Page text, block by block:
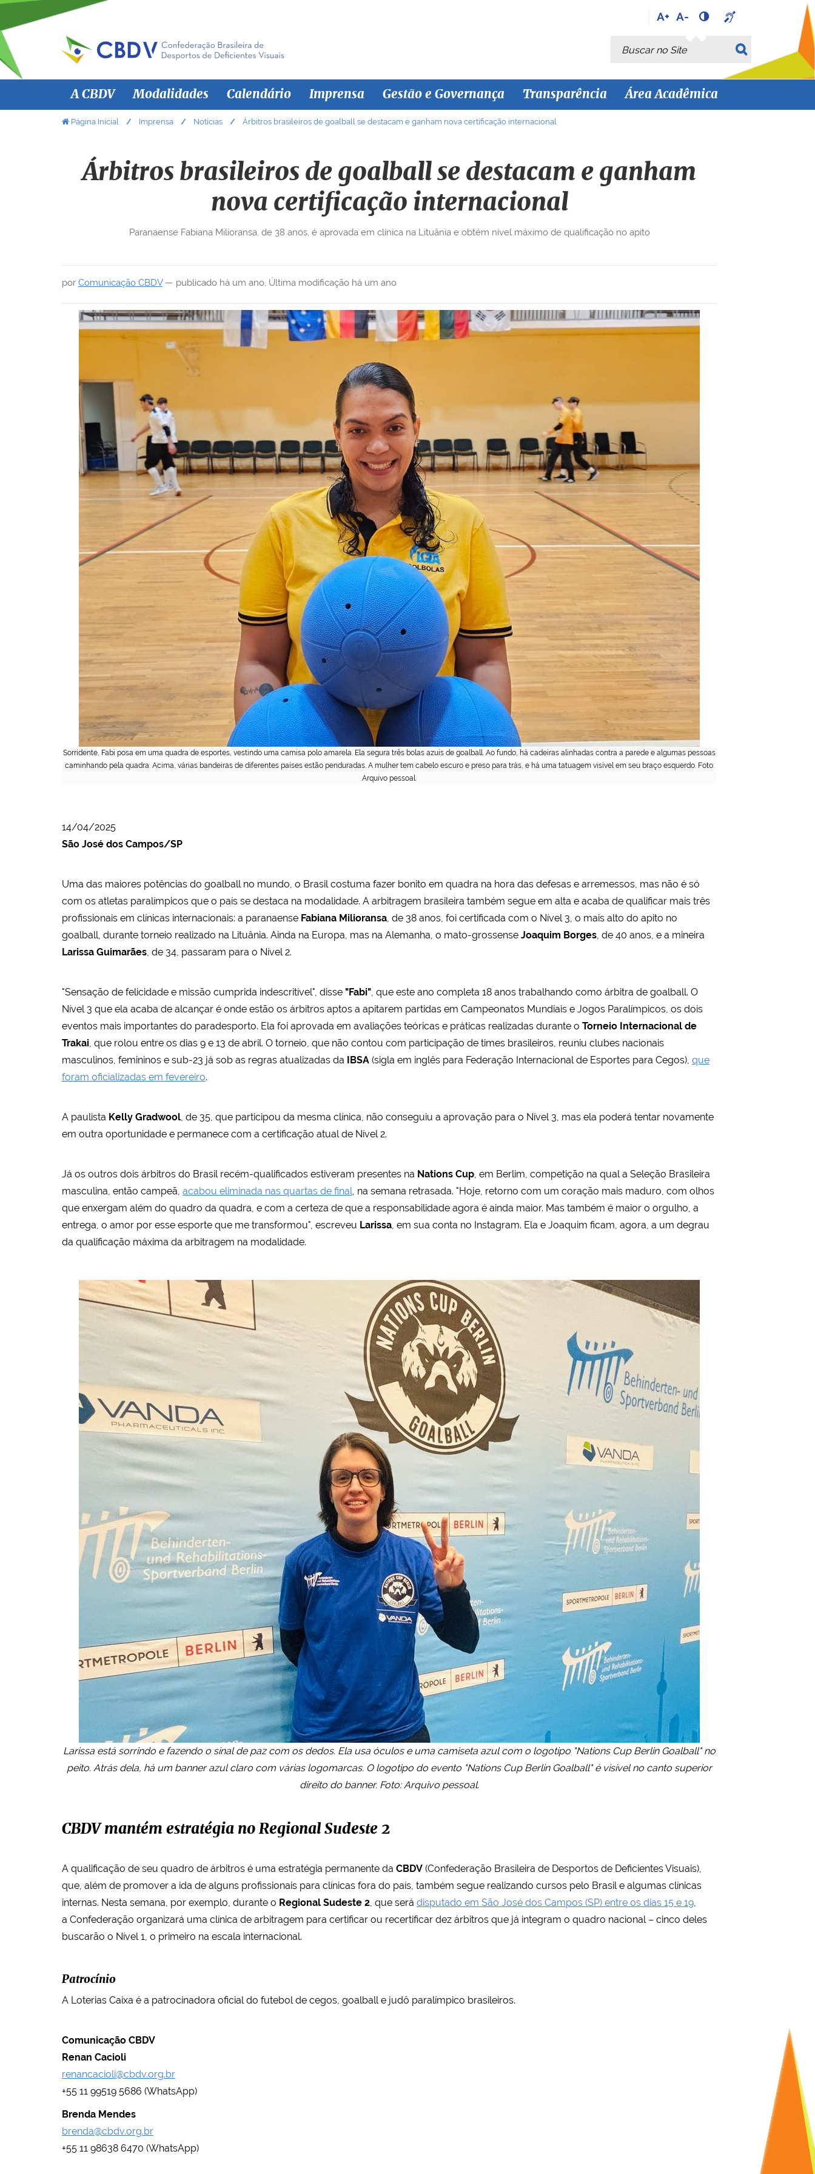
A+ A-
Busca
Busca Avançada…
A CBDV Modalidades Calendário Imprensa Gestão e Governança Transparência Área Acadêmica
V Página Inicial Imprensa Notícias Árbitros brasileiros de goalball se destacam e ganham nova certificação internacional
Sorridente, Fabi posa em uma quadra de esportes, vestindo uma camisa polo amarela. Ela segura três bolas azuis de goalball. Ao fundo, há cadeiras alinhadas contra a parede e algumas pessoas
caminhando pela quadra. Acima, várias bandeiras de diferentes países estão penduradas. A mulher tem cabelo escuro e preso para trás, e há uma tatuagem visível em seu braço esquerdo. Foto:
Arquivo pessoal.
Árbitros brasileiros de goalball se destacam e ganham
nova certificação internacional
por Comunicação CBDV— publicado há um ano, Última modificação há um ano
Paranaense Fabiana Milioransa, de 38 anos, é aprovada em clínica na Lituânia e obtém nível máximo de qualificação no apito
14/04/2025
São José dos Campos/SP
Uma das maiores potências do goalball no mundo, o Brasil costuma fazer bonito em quadra na hora das defesas e arremessos, mas não é só
com os atletas paralímpicos que o país se destaca na modalidade. A arbitragem brasileira também segue em alta e acaba de qualificar mais três
profissionais em clínicas internacionais: a paranaense Fabiana Milioransa, de 38 anos, foi certificada com o Nível 3, o mais alto do apito no
goalball, durante torneio realizado na Lituânia. Ainda na Europa, mas na Alemanha, o mato-grossense Joaquim Borges, de 40 anos, e a mineira
Larissa Guimarães, de 34, passaram para o Nível 2.
"Sensação de felicidade e missão cumprida indescritível", disse "Fabi", que este ano completa 18 anos trabalhando como árbitra de goalball. O
Nível 3 que ela acaba de alcançar é onde estão os árbitros aptos a apitarem partidas em Campeonatos Mundiais e Jogos Paralímpicos, os dois
eventos mais importantes do paradesporto. Ela foi aprovada em avaliações teóricas e práticas realizadas durante o Torneio Internacional de
Trakai, que rolou entre os dias 9 e 13 de abril. O torneio, que não contou com participação de times brasileiros, reuniu clubes nacionais
masculinos, femininos e sub-23 já sob as regras atualizadas da IBSA (sigla em inglês para Federação Internacional de Esportes para Cegos), que
foram oficializadas em fevereiro.
A paulista Kelly Gradwool, de 35, que participou da mesma clínica, não conseguiu a aprovação para o Nível 3, mas ela poderá tentar novamente
em outra oportunidade e permanece com a certificação atual de Nível 2.
Já os outros dois árbitros do Brasil recém-qualificados estiveram presentes na Nations Cup, em Berlim, competição na qual a Seleção Brasileira
masculina, então campeã, acabou eliminada nas quartas de final, na semana retrasada. "Hoje, retorno com um coração mais maduro, com olhos
que enxergam além do quadro da quadra, e com a certeza de que a responsabilidade agora é ainda maior. Mas também é maior o orgulho, a
entrega, o amor por esse esporte que me transformou", escreveu Larissa, em sua conta no Instagram. Ela e Joaquim ficam, agora, a um degrau
da qualificação máxima da arbitragem na modalidade.
Larissa está sorrindo e fazendo o sinal de paz com os dedos. Ela usa óculos e uma camiseta azul com o logotipo "Nations Cup Berlin Goalball" no
peito. Atrás dela, há um banner azul claro com várias logomarcas. O logotipo do evento "Nations Cup Berlin Goalball" é visível no canto superior
direito do banner. Foto: Arquivo pessoal.
CBDV mantém estratégia no Regional Sudeste 2
A qualificação de seu quadro de árbitros é uma estratégia permanente da CBDV (Confederação Brasileira de Desportos de Deficientes Visuais),
que, além de promover a ida de alguns profissionais para clínicas fora do país, também segue realizando cursos pelo Brasil e algumas clínicas
internas. Nesta semana, por exemplo, durante o Regional Sudeste 2, que será disputado em São José dos Campos (SP) entre os dias 15 e 19,
a Confederação organizará uma clínica de arbitragem para certificar ou recertificar dez árbitros que já integram o quadro nacional – cinco deles
buscarão o Nível 1, o primeiro na escala internacional.
Patrocínio
A Loterias Caixa é a patrocinadora oficial do futebol de cegos, goalball e judô paralímpico brasileiros.
Comunicação CBDV
Renan Cacioli
renancacioli@cbdv.org.br
+55 11 99519 5686 (WhatsApp)
Brenda Mendes
brenda@cbdv.org.br
+55 11 98638 6470 (WhatsApp)